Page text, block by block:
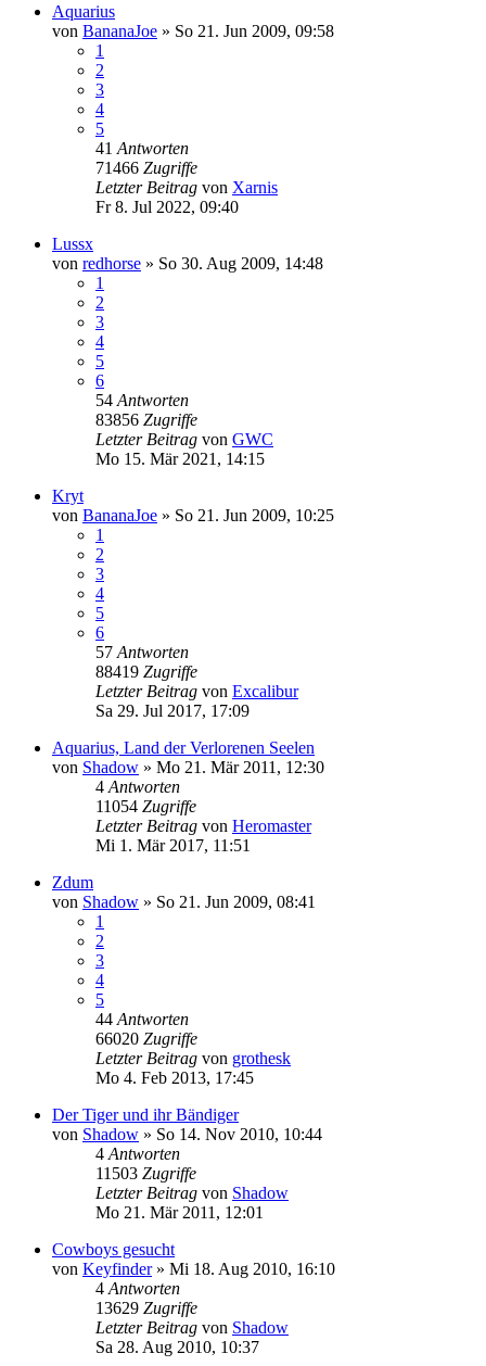
Aquarius
von BananaJoe » So 21. Jun 2009, 09:58
1
2
3
4
5
41 Antworten
71466 Zugriffe
Letzter Beitrag von Xarnis
Fr 8. Jul 2022, 09:40
Lussx
von redhorse » So 30. Aug 2009, 14:48
1
2
3
4
5
6
54 Antworten
83856 Zugriffe
Letzter Beitrag von GWC
Mo 15. Mär 2021, 14:15
Kryt
von BananaJoe » So 21. Jun 2009, 10:25
1
2
3
4
5
6
57 Antworten
88419 Zugriffe
Letzter Beitrag von Excalibur
Sa 29. Jul 2017, 17:09
Aquarius, Land der Verlorenen Seelen
von Shadow » Mo 21. Mär 2011, 12:30
4 Antworten
11054 Zugriffe
Letzter Beitrag von Heromaster
Mi 1. Mär 2017, 11:51
Zdum
von Shadow » So 21. Jun 2009, 08:41
1
2
3
4
5
44 Antworten
66020 Zugriffe
Letzter Beitrag von grothesk
Mo 4. Feb 2013, 17:45
Der Tiger und ihr Bändiger
von Shadow » So 14. Nov 2010, 10:44
4 Antworten
11503 Zugriffe
Letzter Beitrag von Shadow
Mo 21. Mär 2011, 12:01
Cowboys gesucht
von Keyfinder» Mi 18. Aug 2010, 16:10
4 Antworten
13629 Zugriffe
Letzter Beitrag von Shadow
Sa 28. Aug 2010, 10:37